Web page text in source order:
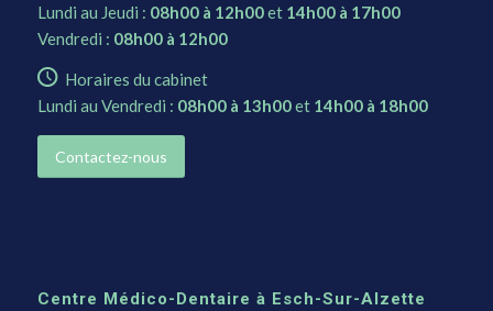
Lundi au Jeudi : 08h00 à 12h00et 14h00 à 17h00
Vendredi : 08h00 à 12h00
Horaires du cabinet
Lundi au Vendredi : 08h00 à 13h00et 14h00 à 18h00
Contactez-nous
Centre Médico-Dentaire à Esch-Sur-Alzette